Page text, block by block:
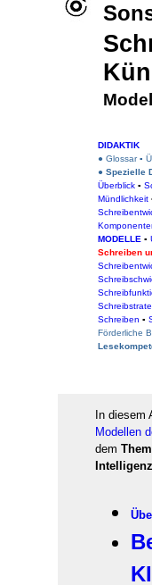
DIDAKTIK
● Glossar▪
● Spezielle
Überblick ▪
Mündlichkeit
MODELLE ▪
Schreiben
Schreiben ▪
Förderliche
In diesem
Modellen
dem